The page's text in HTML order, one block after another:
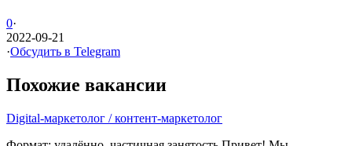
0·
2022-09-21
·Обсудить в Telegram
Похожие вакансии
Digital-маркетолог / контент-маркетолог